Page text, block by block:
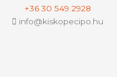
+36 30 549 2928
info@kiskopecipo.hu